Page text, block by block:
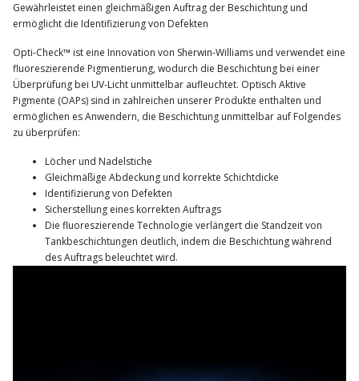
Gewährleistet einen gleichmäßigen Auftrag der Beschichtung und
ermöglicht die Identifizierung von Defekten
Opti-Check™ ist eine Innovation von Sherwin-Williams und verwendet eine
fluoreszierende Pigmentierung, wodurch die Beschichtung bei einer
Überprüfung bei UV-Licht unmittelbar aufleuchtet. Optisch Aktive
Pigmente (OAPs) sind in zahlreichen unserer Produkte enthalten und
ermöglichen es Anwendern, die Beschichtung unmittelbar auf Folgendes
zu überprüfen:
Löcher und Nadelstiche
Gleichmäßige Abdeckung und korrekte Schichtdicke
Identifizierung von Defekten
Sicherstellung eines korrekten Auftrags
Die fluoreszierende Technologie verlängert die Standzeit von
Tankbeschichtungen deutlich, indem die Beschichtung während
des Auftrags beleuchtet wird.